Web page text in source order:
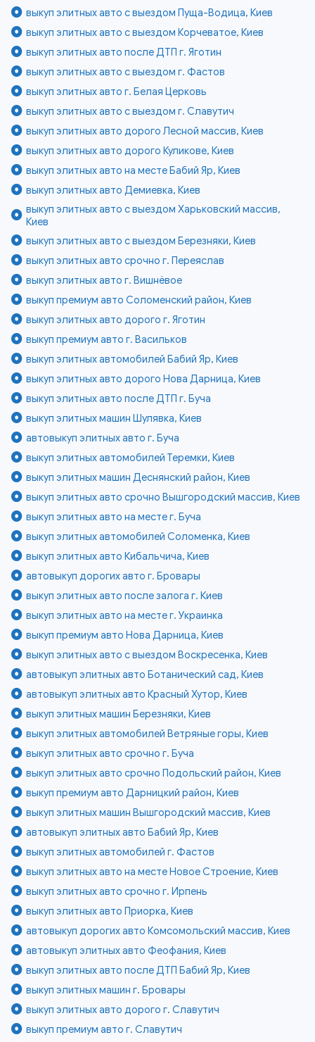
выкуп элитных авто с выездом Пуща-Водица, Киев
выкуп элитных авто с выездом Корчеватое, Киев
выкуп элитных авто после ДТП г. Яготин
выкуп элитных авто с выездом г. Фастов
выкуп элитных авто г. Белая Церковь
выкуп элитных авто с выездом г. Славутич
выкуп элитных авто дорого Лесной массив, Киев
выкуп элитных авто дорого Куликове, Киев
выкуп элитных авто на месте Бабий Яр, Киев
выкуп элитных авто Демиевка, Киев
выкуп элитных авто с выездом Харьковский массив,
Киев
выкуп элитных авто с выездом Березняки, Киев
выкуп элитных авто срочно г. Переяслав
выкуп элитных авто г. Вишнёвое
выкуп премиум авто Соломенский район, Киев
выкуп элитных авто дорого г. Яготин
выкуп премиум авто г. Васильков
выкуп элитных автомобилей Бабий Яр, Киев
выкуп элитных авто дорого Нова Дарница, Киев
выкуп элитных авто после ДТП г. Буча
выкуп элитных машин Шулявка, Киев
автовыкуп элитных авто г. Буча
выкуп элитных автомобилей Теремки, Киев
выкуп элитных машин Деснянский район, Киев
выкуп элитных авто срочно Вышгородский массив, Киев
выкуп элитных авто на месте г. Буча
выкуп элитных автомобилей Соломенка, Киев
выкуп элитных авто Кибальчича, Киев
автовыкуп дорогих авто г. Бровары
выкуп элитных авто после залога г. Киев
выкуп элитных авто на месте г. Украинка
выкуп премиум авто Нова Дарница, Киев
выкуп элитных авто с выездом Воскресенка, Киев
автовыкуп элитных авто Ботанический сад, Киев
автовыкуп элитных авто Красный Хутор, Киев
выкуп элитных машин Березняки, Киев
выкуп элитных автомобилей Ветряные горы, Киев
выкуп элитных авто срочно г. Буча
выкуп элитных авто срочно Подольский район, Киев
выкуп премиум авто Дарницкий район, Киев
выкуп элитных машин Вышгородский массив, Киев
автовыкуп элитных авто Бабий Яр, Киев
выкуп элитных автомобилей г. Фастов
выкуп элитных авто на месте Новое Строение, Киев
выкуп элитных авто срочно г. Ирпень
выкуп элитных авто Приорка, Киев
автовыкуп дорогих авто Комсомольский массив, Киев
автовыкуп элитных авто Феофания, Киев
выкуп элитных авто после ДТП Бабий Яр, Киев
выкуп элитных машин г. Бровары
выкуп элитных авто дорого г. Славутич
выкуп премиум авто г. Славутич